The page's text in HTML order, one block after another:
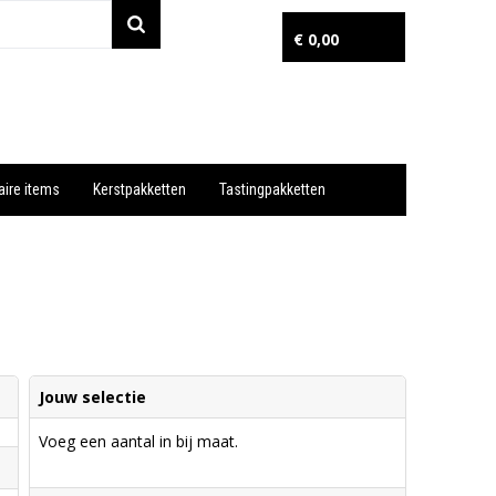
€ 0,00
items Kerstpakketten Tastingpakketten
Jouw selectie
Voeg een aantal in bij maat.